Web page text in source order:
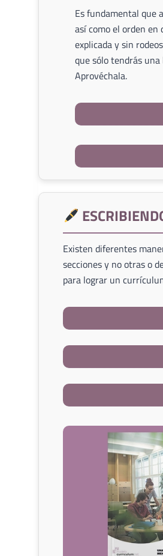
Es fundamental que
así como el orden
explicada y sin
que sólo tendrás
Aprovéchala.
Existen diferentes
secciones y no otras o
para lograr un